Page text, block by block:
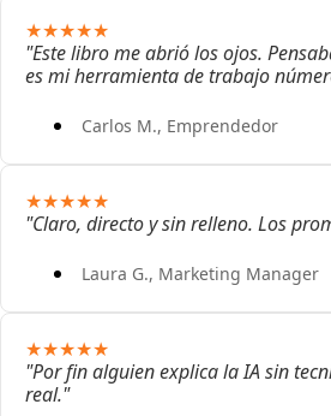
★★★★★
"Este libro me abrió los ojos.
es mi herramienta de trabajo
Carlos M., Emprendedor
★★★★★
"Claro, directo y sin relleno. Los
Laura G., Marketing Manager
★★★★★
"Por fin alguien explica la IA sin
real."